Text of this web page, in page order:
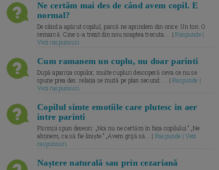
Ne certăm mai des de când avem copil. E
normal?
De când a apărut copilul, parcă ne aprindem din orice. Un ton. O
remarcă. Cine s-a trezit din nou noaptea trecuta.... |Raspunde |
Vezi raspunsuri
Cum ramanem un cuplu, nu doar parinti
După apariția copiilor, multe cupluri descoperă ceva ce nu se
spune prea des: relația se mută pe plan secund. ... |Raspunde |
Vezi raspunsuri
Copilul simte emotiile care plutesc in aer
intre parinti
Părinții spun deseori: „Noi nu ne certăm în fața copilului.” „Ne
abținem, ca să fie liniște.” „Avem grijă să... | Raspunde | Vezi
raspunsuri
Naștere naturală sau prin cezariană